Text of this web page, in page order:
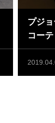
プジ
コー